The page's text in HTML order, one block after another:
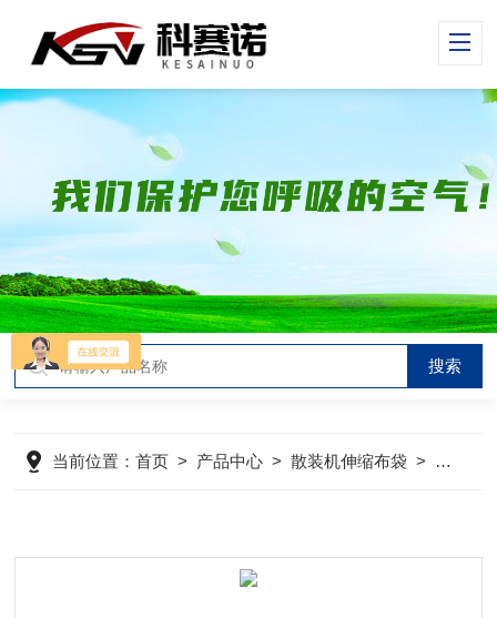
当前位置：首页 > 产品中心 >散装机伸缩布袋 > 散装机